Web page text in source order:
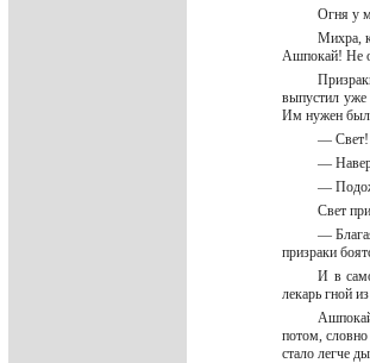
Огня у
Михра,
Ашпокай! Не
выпустил
Им нужен
— Свет!
—
—
Свет
—
призраки
И в
лекарь гной
потом,
стало легче